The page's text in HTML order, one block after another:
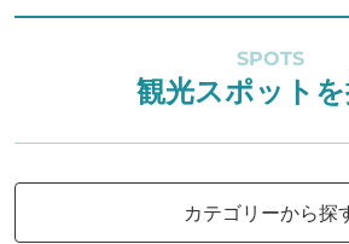
SPOTS
観光スポット
カテゴリーから探